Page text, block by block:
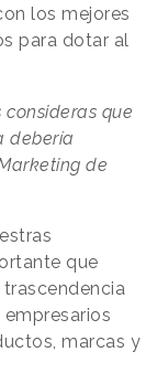
los mejores
para dotar al
que
debería
de
que
marcas y